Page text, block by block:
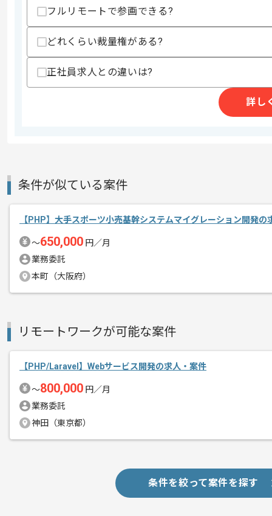
その他募集要項
募集人数
作業開始日
2025/08/01
エージェントからのコ
週5日常駐での作業を想定しております
これまでのご経験を活かしたい方にお
フルリモートで参画できる?
どれくらい裁量権がある?
正社員求人との違いは?
詳し
条件が似ている案件
【PHP】大手スポーツ小売基幹システムマイグレーション開発の
〜650,000 円／月
業務委託
本町（大阪府）
リモートワークが可能な案件
【PHP/Laravel】Webサービス開発の求人・案件
〜800,000 円／月
業務委託
神田（東京都）
条件を絞って案件を探す